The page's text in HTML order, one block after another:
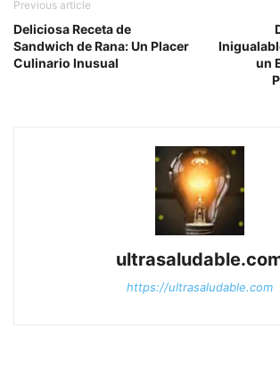
Previous article
Deliciosa Receta de
Sandwich de Rana: Un Placer
Culinario Inusual
un
https://ultrasaludable.com